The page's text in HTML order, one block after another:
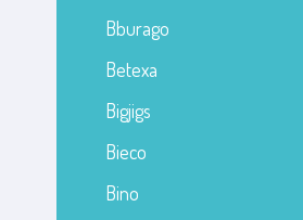
Bburago
Betexa
Bigjigs
Bieco
Bino